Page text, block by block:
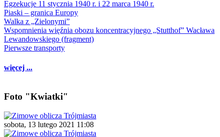
Egzekucje 11 stycznia 1940 r. i 22 marca 1940 r.
Piaski – granica Europy
Walka z „Zielonymi”
Wspomnienia więźnia obozu koncentracyjnego „Stutthof” Wacława
Lewandowskiego (fragment)
Pierwsze transporty
więcej ...
Foto "Kwiatki"
sobota, 13 lutego 2021 11:08